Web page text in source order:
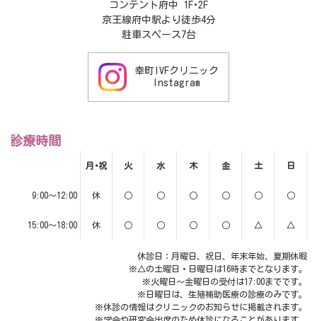
コンテント府中 1F･2F
京王線府中駅より徒歩4分
駐車スペース7台
幸町IVFクリニック
Instagram
診療時間
月･祝 火 水 木 金 土 日
9:00～12:00 休 ○ ○ ○ ○ ○ ○
15:00～18:00 休 ○ ○ ○ ○ △ △
休診日：月曜日、祝日、年末年始、夏期休暇
※△の土曜日・日曜日は16時までとなります。
※火曜日～金曜日の受付は17:00までです。
※日曜日は、生殖補助医療の診療のみです。
※休診の情報はクリニックのお知らせに掲載されます。